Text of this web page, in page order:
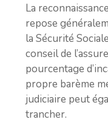
La
repose
la Sécurité
conseil de
pourcentage
propre barème
judiciaire peut
trancher.